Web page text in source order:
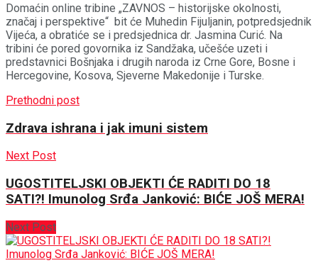
Domaćin online tribine „ZAVNOS – historijske okolnosti,
značaj i perspektive“ bit će Muhedin Fijuljanin, potpredsjednik
Vijeća, a obratiće se i predsjednica dr. Jasmina Curić. Na
tribini će pored govornika iz Sandžaka, učešće uzeti i
predstavnici Bošnjaka i drugih naroda iz Crne Gore, Bosne i
Hercegovine, Kosova, Sjeverne Makedonije i Turske.
Prethodni post
Zdrava ishrana i jak imuni sistem
Next Post
UGOSTITELJSKI OBJEKTI ĆE RADITI DO 18
SATI?! Imunolog Srđa Janković: BIĆE JOŠ MERA!
Next Post